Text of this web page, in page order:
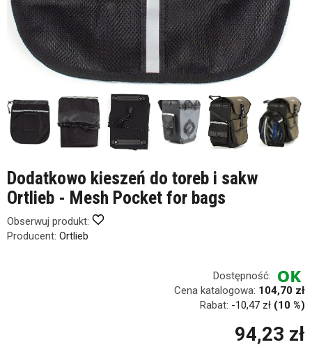
Dodatkowo kieszeń do toreb i sakw
Ortlieb - Mesh Pocket for bags
Obserwuj produkt:
Producent: Ortlieb
Dostępność:
Cena katalogowa: 104,70 zł
Rabat: -10,47 zł (10 %)
94,23 zł